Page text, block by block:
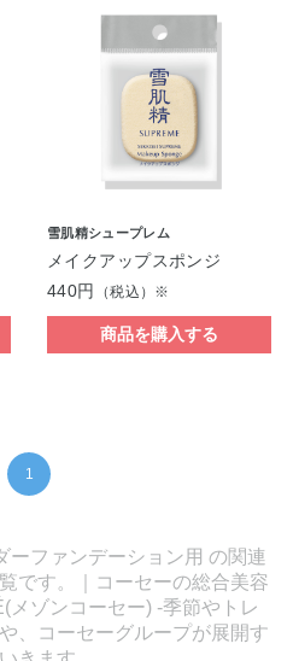
雪肌精シュープレム
メイクアップスポンジ
440円
（税込）※
商品を購入する
1
ーファンデーション用 の関連
です。｜コーセーの総合美容
メゾンコーセー) -季節やトレ
、コーセーグループが展開す